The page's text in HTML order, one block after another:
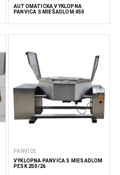
AUTOMATICKÁ VÝKLOPNÁ
PANVICA S MIEŠADLOM 450
PANVICE
VÝKLOPNÁ PANVICA S MIEŠADLOM
PESK 250/26